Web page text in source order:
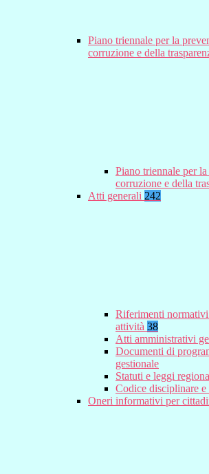
Piano triennale per la
corruzione e della
Piano triennale per
corruzione e della
Atti generali 242
Riferimenti
attività 38
Atti amministrativi
Documenti di
gestionale
Statuti e leggi
Codice disciplinare
Oneri informativi per